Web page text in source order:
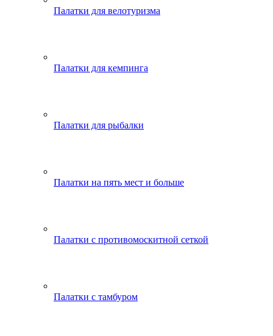
Палатки для велотуризма
Палатки для кемпинга
Палатки для рыбалки
Палатки на пять мест и больше
Палатки с противомоскитной сеткой
Палатки с тамбуром